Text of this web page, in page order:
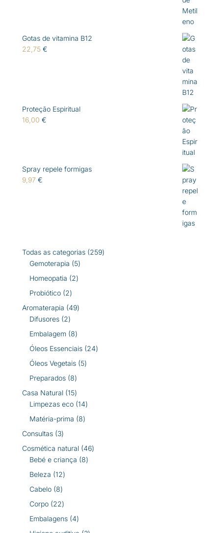
Gotas de vitamina B12
22,75 €
Proteção Espiritual
16,00 €
Spray repele formigas
9,97 €
Todas as categorias 259259
Gemoterapia 55
produtos
Homeopatia 22
Probiótico 22
produtos
Aromaterapia 4949
Difusores 22
produtos
Embalagem 88
produtos
Óleos Essenciais 2424
Óleos Vegetais 55
Preparados 88
produtos
Casa Natural 1515
produtos
Limpezas eco 1414
Matéria-prima 88
Consultas 33
produtos
Cosmética natural 4646
Bebé e criança 88
Beleza 1212
Cabelo 88
produtos
Corpo 2222
produtos
Embalagens 44
produtos